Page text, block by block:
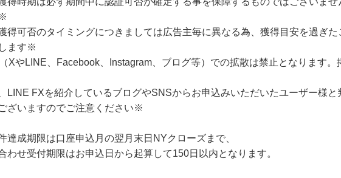
得可否のタイミングにつきましては広告主毎に異なる為、獲得目安を過ぎ
ます※
XやLINE、Facebook、Instagram、ブログ等）での拡散は禁止となります。
LINE FXを紹介しているブログやSNSからお申込みいただいたユーザー様
ざいますのでご注意ください※
達成期限は口座申込月の翌月末日NYクローズまで、
わせ受付期限はお申込日から起算して150日以内となります。